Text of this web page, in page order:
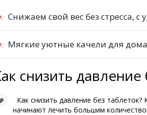
Снижаем свой вес без стресса, с
Мягкие уютные качели для
снизить давление
Как снизить давление без
начинают лечить большим